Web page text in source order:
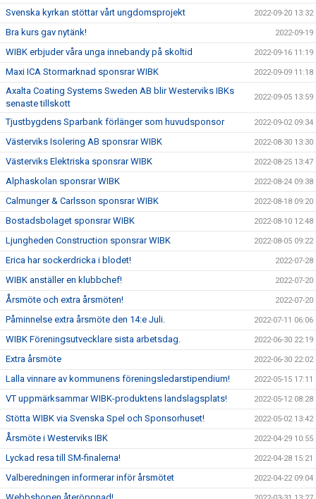
Svenska kyrkan stöttar vårt ungdomsprojekt 2022-09-20 13:32
Bra kurs gav nytänk! 2022-09-19
WIBK erbjuder våra unga innebandy på skoltid 2022-09-16 11:19
Maxi ICA Stormarknad sponsrar WIBK 2022-09-09 11:18
Axalta Coating Systems Sweden AB blir Westerviks IBKs
senaste tillskott
2022-09-05 13:59
Tjustbygdens Sparbank förlänger som huvudsponsor 2022-09-02 09:34
Västerviks Isolering AB sponsrar WIBK 2022-08-30 13:30
Västerviks Elektriska sponsrar WIBK 2022-08-25 13:47
Alphaskolan sponsrar WIBK 2022-08-24 09:38
Calmunger & Carlsson sponsrar WIBK 2022-08-18 09:20
Bostadsbolaget sponsrar WIBK 2022-08-10 12:48
Ljungheden Construction sponsrar WIBK 2022-08-05 09:22
Erica har sockerdricka i blodet! 2022-07-28
WIBK anställer en klubbchef! 2022-07-20
Årsmöte och extra årsmöten! 2022-07-20
Påminnelse extra årsmöte den 14:e Juli. 2022-07-11 06:06
WIBK Föreningsutvecklare sista arbetsdag. 2022-06-30 22:19
Extra årsmöte 2022-06-30 22:02
Lalla vinnare av kommunens föreningsledarstipendium! 2022-05-15 17:11
VT uppmärksammar WIBK-produktens landslagsplats! 2022-05-12 08:28
Stötta WIBK via Svenska Spel och Sponsorhuset! 2022-05-02 13:42
Årsmöte i Westerviks IBK 2022-04-29 10:55
Lyckad resa till SM-finalerna! 2022-04-28 15:21
Valberedningen informerar inför årsmötet 2022-04-22 09:04